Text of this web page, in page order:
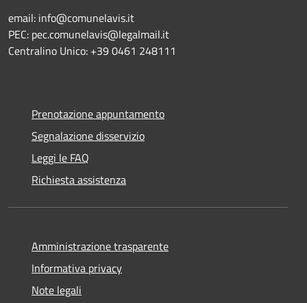
email: info@comunelavis.it
PEC: pec.comunelavis@legalmail.it
Centralino Unico: +39 0461 248111
Prenotazione appuntamento
Segnalazione disservizio
Leggi le FAQ
Richiesta assistenza
Amministrazione trasparente
Informativa privacy
Note legali